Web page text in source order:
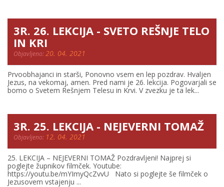
3R. 26. LEKCIJA - SVETO REŠNJE TELO
IN KRI
Objavljeno:20. 04. 2021
Prvoobhajanci in starši, Ponovno vsem en lep pozdrav. Hvaljen
Jezus, na vekomaj, amen. Pred nami je 26. lekcija. Pogovarjali se
bomo o Svetem Rešnjem Telesu in Krvi. V zvezku je ta lek...
3R. 25. LEKCIJA - NEJEVERNI TOMAŽ
Objavljeno: 12. 04. 2021
25. LEKCIJA – NEJEVERNI TOMAŽ Pozdravljeni! Najprej si
poglejte župnikov filmček. Youtube:
https://youtu.be/mYImyQcZvvU Nato si poglejte še filmček o
Jezusovem vstajenju ...